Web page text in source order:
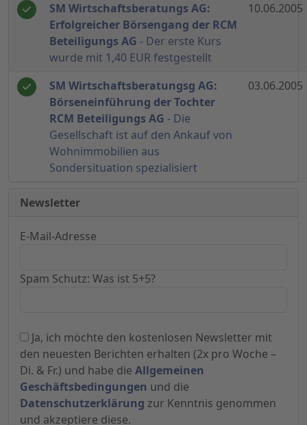
SM Wirtschaftsberatungs AG:
Erfolgreicher Börsengang der RCM
Beteiligungs AG - Der erste Kurs
wurde mit 1,40 EUR festgestellt
10.06.2005
SM Wirtschaftsberatungsg AG:
Börseneinführung der Tochter
RCM Beteiligungs AG - Die
Gesellschaft ist auf den Ankauf von
Wohnimmobilien aus
Sondersituation spezialisiert
03.06.2005
Newsletter
E-Mail-Adresse
Spam Schutz: Was ist 5+5?
Ja, ich möchte den kostenlosen Newsletter mit
den neuesten Berichten erhalten (2x pro Woche –
Di. & Fr.) und habe die Allgemeinen
Geschäftsbedingungen und die
Datenschutzerklärung zur Kenntnis genommen
und akzeptiere diese.